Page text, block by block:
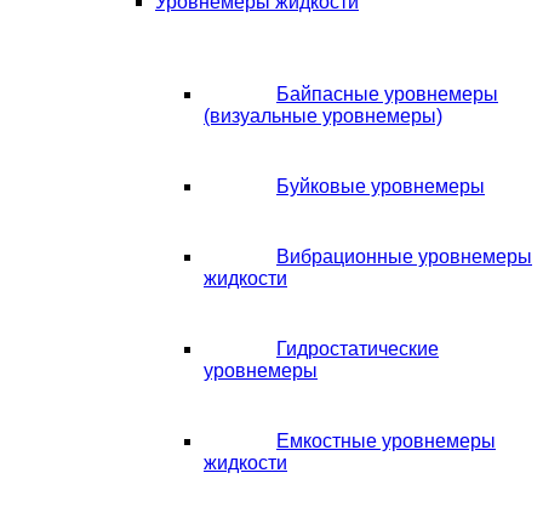
Байпасные уровнемеры
(визуальные уровнемеры)
Буйковые уровнемеры
Вибрационные уровнемеры
жидкости
Гидростатические
уровнемеры
Емкостные уровнемеры
жидкости